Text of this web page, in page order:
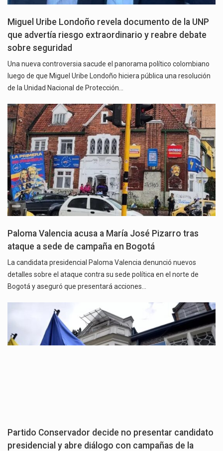
Miguel Uribe Londoño revela documento de la UNP
que advertía riesgo extraordinario y reabre debate
sobre seguridad
Una nueva controversia sacude el panorama político colombiano
luego de que Miguel Uribe Londoño hiciera pública una resolución
de la Unidad Nacional de Protección…
Paloma Valencia acusa a María José Pizarro tras
ataque a sede de campaña en Bogotá
La candidata presidencial Paloma Valencia denunció nuevos
detalles sobre el ataque contra su sede política en el norte de
Bogotá y aseguró que presentará acciones…
Partido Conservador decide no presentar candidato
presidencial y abre diálogo con campañas de la